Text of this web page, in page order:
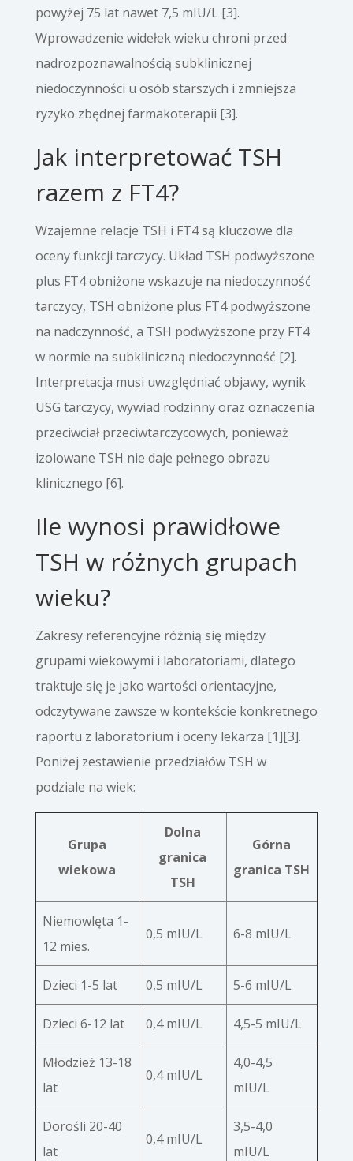
powyżej 75 lat nawet 7,5 mIU/L [3].
Wprowadzenie widełek wieku chroni przed
nadrozpoznawalnością subklinicznej
niedoczynności u osób starszych i zmniejsza
ryzyko zbędnej farmakoterapii [3].
Jak interpretować TSH
razem z FT4?
Wzajemne relacje TSH i FT4 są kluczowe dla
oceny funkcji tarczycy. Układ TSH podwyższone
plus FT4 obniżone wskazuje na niedoczynność
tarczycy, TSH obniżone plus FT4 podwyższone
na nadczynność, a TSH podwyższone przy FT4
w normie na subkliniczną niedoczynność [2].
Interpretacja musi uwzględniać objawy, wynik
USG tarczycy, wywiad rodzinny oraz oznaczenia
przeciwciał przeciwtarczycowych, ponieważ
izolowane TSH nie daje pełnego obrazu
klinicznego [6].
Ile wynosi prawidłowe
TSH w różnych grupach
wieku?
Zakresy referencyjne różnią się między
grupami wiekowymi i laboratoriami, dlatego
traktuje się je jako wartości orientacyjne,
odczytywane zawsze w kontekście konkretnego
raportu z laboratorium i oceny lekarza [1][3].
Poniżej zestawienie przedziałów TSH w
podziale na wiek:
Grupa
wiekowa
Dolna
granica
TSH
Górna
granica TSH
Niemowlęta 1-
12 mies.
0,5 mIU/L 6-8 mIU/L
Dzieci 1-5 lat 0,5 mIU/L 5-6 mIU/L
Dzieci 6-12 lat 0,4 mIU/L 4,5-5 mIU/L
Młodzież 13-18
lat
0,4 mIU/L
4,0-4,5
mIU/L
Dorośli 20-40
lat
0,4 mIU/L
3,5-4,0
mIU/L